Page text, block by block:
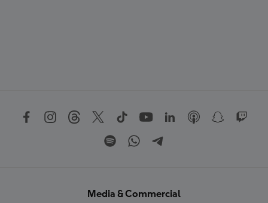
Media & Commercial